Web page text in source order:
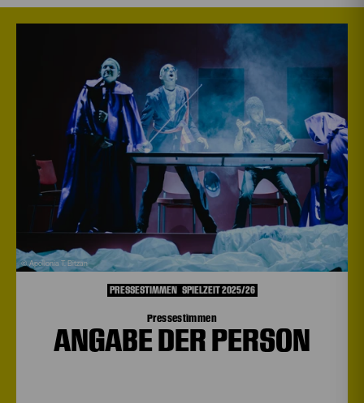
© Apollonia T. Bitzan
Pressestimmen
ANGABE DER PERSON
PRESSESTIMMEN SPIELZEIT 2025/26